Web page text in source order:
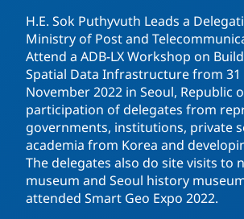
H.E. Sok Puthyvuth Leads a
Ministry of Post and
Attend a ADB-LX Workshop on
Spatial Data Infrastructure from
November 2022 in Seoul, Republic
participation of delegates from
governments, institutions, private
academia from Korea and
The delegates also do site visits to
museum and Seoul history
attended Smart Geo Expo 2022.